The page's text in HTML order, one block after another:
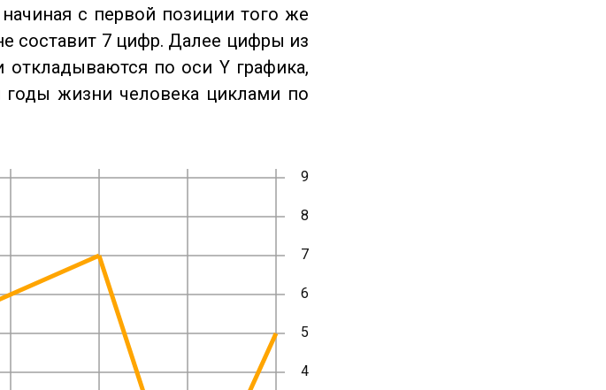
с первой позиции того же
составит 7 цифр. Далее цифры из
откладываются по оси Y графика,
жизни человека циклами по